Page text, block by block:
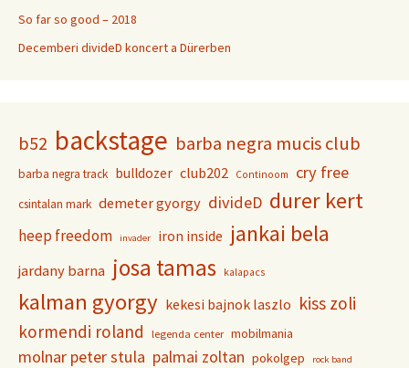
So far so good – 2018
Decemberi divideD koncert a Dürerben
b52 backstage barba negra mucis club
barba negra track bulldozer club202 Continoom cry free
csintalan mark demeter gyorgy divideD durer kert
heep freedom invader iron inside jankai bela
jardany barna josa tamas kalapacs
kalman gyorgy kekesi bajnok laszlo kiss zoli
kormendi roland
legenda center mobilmania
molnar peter stula palmai zoltan pokolgep rock band